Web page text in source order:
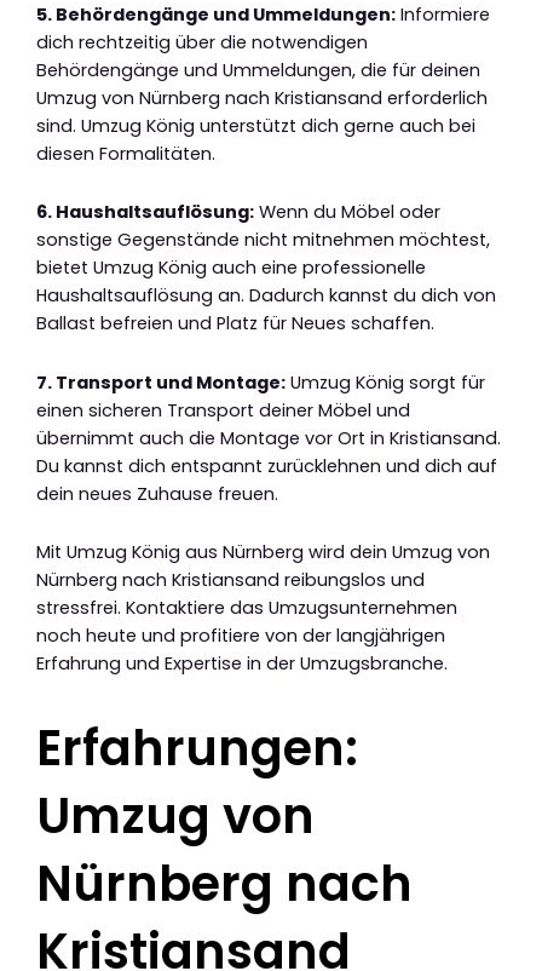
5. Behördengänge und Ummeldungen: Informiere
dich rechtzeitig über die notwendigen
Behördengänge und Ummeldungen, die für deinen
Umzug von Nürnberg nach Kristiansand erforderlich
sind. Umzug König unterstützt dich gerne auch bei
diesen Formalitäten.
6. Haushaltsauflösung: Wenn du Möbel oder
sonstige Gegenstände nicht mitnehmen möchtest,
bietet Umzug König auch eine professionelle
Haushaltsauflösung an. Dadurch kannst du dich von
Ballast befreien und Platz für Neues schaffen.
7. Transport und Montage: Umzug König sorgt für
einen sicheren Transport deiner Möbel und
übernimmt auch die Montage vor Ort in Kristiansand.
Du kannst dich entspannt zurücklehnen und dich auf
dein neues Zuhause freuen.
Mit Umzug König aus Nürnberg wird dein Umzug von
Nürnberg nach Kristiansand reibungslos und
stressfrei. Kontaktiere das Umzugsunternehmen
noch heute und profitiere von der langjährigen
Erfahrung und Expertise in der Umzugsbranche.
Erfahrungen:
Umzug von
Nürnberg nach
Kristiansand